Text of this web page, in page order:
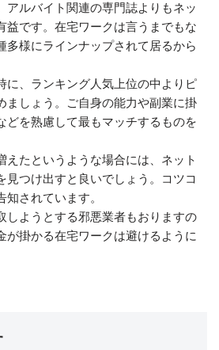
アルバイト関連の専門誌よりもネッ
益です。在宅ワークは言うまでもな
多様にラインナップされて居るから
に、ランキング人気上位の中よりピ
ましょう。ご自身の能力や副業に掛
どを熟慮して最もマッチするものを
えたというような場合には、ネット
見つけ出すと良いでしょう。コツコ
されています。
しようとする邪悪業者もおりますの
が掛かる在宅ワークは避けるように